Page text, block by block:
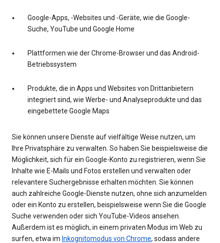
Google-Apps, -Websites und -Geräte, wie die Google-
Suche, YouTube und Google Home
Plattformen wie der Chrome-Browser und das Android-
Betriebssystem
Produkte, die in Apps und Websites von Drittanbietern
integriert sind, wie Werbe- und Analyseprodukte und das
eingebettete Google Maps
Sie können unsere Dienste auf vielfältige Weise nutzen, um
Ihre Privatsphäre zu verwalten. So haben Sie beispielsweise die
Möglichkeit, sich für ein Google-Konto zu registrieren, wenn Sie
Inhalte wie E-Mails und Fotos erstellen und verwalten oder
relevantere Suchergebnisse erhalten möchten. Sie können
auch zahlreiche Google-Dienste nutzen, ohne sich anzumelden
oder ein Konto zu erstellen, beispielsweise wenn Sie die Google
Suche verwenden oder sich YouTube-Videos ansehen.
Außerdem ist es möglich, in einem privaten Modus im Web zu
surfen, etwa im Inkognitomodus von Chrome, sodass andere